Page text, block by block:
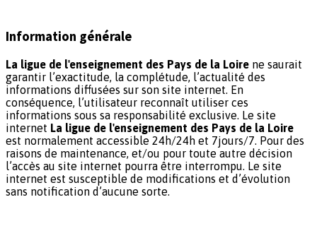
Information générale
La ligue de l'enseignement des Pays de la Loire ne saurait
garantir l’exactitude, la complétude, l’actualité des
informations diffusées sur son site internet. En
conséquence, l’utilisateur reconnaît utiliser ces
informations sous sa responsabilité exclusive. Le site
internet La ligue de l'enseignement des Pays de la Loire
est normalement accessible 24h/24h et 7jours/7. Pour des
raisons de maintenance, et/ou pour toute autre décision
l’accès au site internet pourra être interrompu. Le site
internet est susceptible de modifications et d’évolution
sans notification d’aucune sorte.